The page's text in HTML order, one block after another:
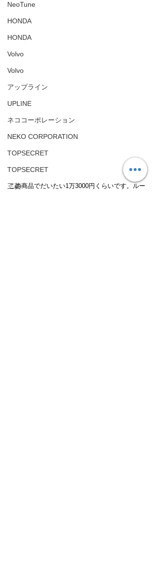
NeoTune
HONDA
HONDA
Volvo
Volvo
アップライン
UPLINE
ネココーポレーション
NEKO CORPORATION
TOPSECRET
TOPSECRET
三菱
この商品でだいたい1万3000円くらいです。ルー